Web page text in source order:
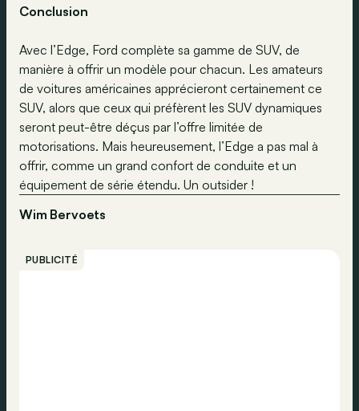
Conclusion
Avec l’Edge, Ford complète sa gamme de SUV, de
manière à offrir un modèle pour chacun. Les amateurs
de voitures américaines apprécieront certainement ce
SUV, alors que ceux qui préfèrent les SUV dynamiques
seront peut-être déçus par l’offre limitée de
motorisations. Mais heureusement, l’Edge a pas mal à
offrir, comme un grand confort de conduite et un
équipement de série étendu. Un outsider !
Wim Bervoets
PUBLICITÉ